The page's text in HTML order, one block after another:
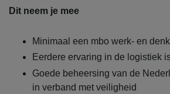
Dit neem je mee
Minimaal een mbo werk- en
Eerdere ervaring in de logistiek
Goede beheersing van de
in verband met veiligheid